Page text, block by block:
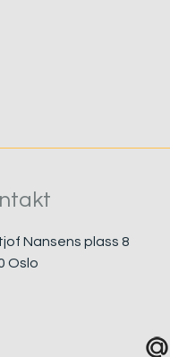
Nansens plass 8
Oslo